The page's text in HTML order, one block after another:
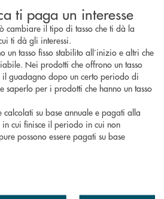
ti paga un interesse
cambiare il tipo di tasso che ti dà la
ti dà gli interessi.
un tasso fisso stabilito all’inizio e altri che
Nei prodotti che offrono un tasso
il guadagno dopo un certo periodo di
saperlo per i prodotti che hanno un tasso
calcolati su base annuale e pagati alla
cui finisce il periodo in cui non
possono essere pagati su base